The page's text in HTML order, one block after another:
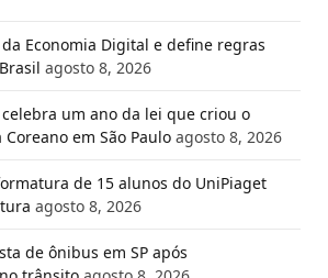
Economia Digital e define regras
agosto 8, 2026
celebra um ano da lei que criou o
em São Paulo agosto 8, 2026
de 15 alunos do UniPiaget
agosto 8, 2026
de ônibus em SP após